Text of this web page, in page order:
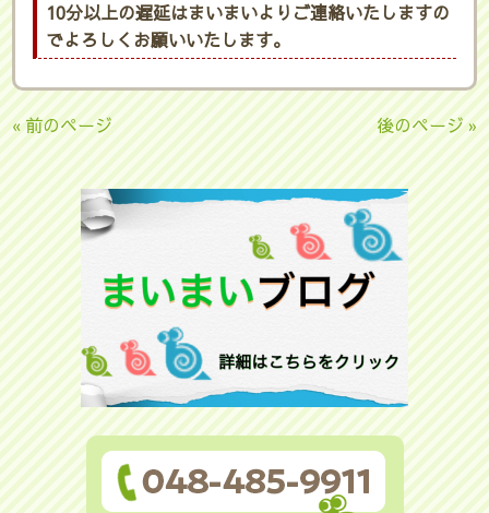
10分以上の遅延はまいまいよりご連絡いたしますの
でよろしくお願いいたします。
« 前のページ 後のページ »